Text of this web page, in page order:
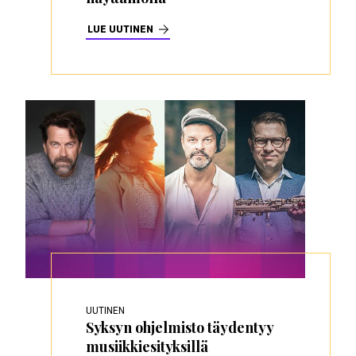
LUE UUTINEN
UUTINEN
Syksyn ohjelmisto täydentyy
musiikkiesityksillä